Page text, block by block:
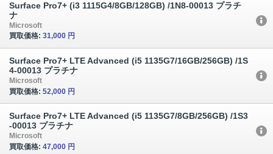
Surface Pro7+ (i3 1115G4/8GB/128GB) /1N8-00013 プラチ
ナ
Microsoft
買取価格: 31,000 円
Surface Pro7+ LTE Advanced (i5 1135G7/16GB/256GB) /1S
4-00013 プラチナ
Microsoft
買取価格: 52,000 円
Surface Pro7+ LTE Advanced (i5 1135G7/8GB/256GB) /1S3
-00013 プラチナ
Microsoft
買取価格: 47,000 円